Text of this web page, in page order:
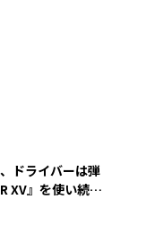
ドライバーは弾
XV』を使い続け